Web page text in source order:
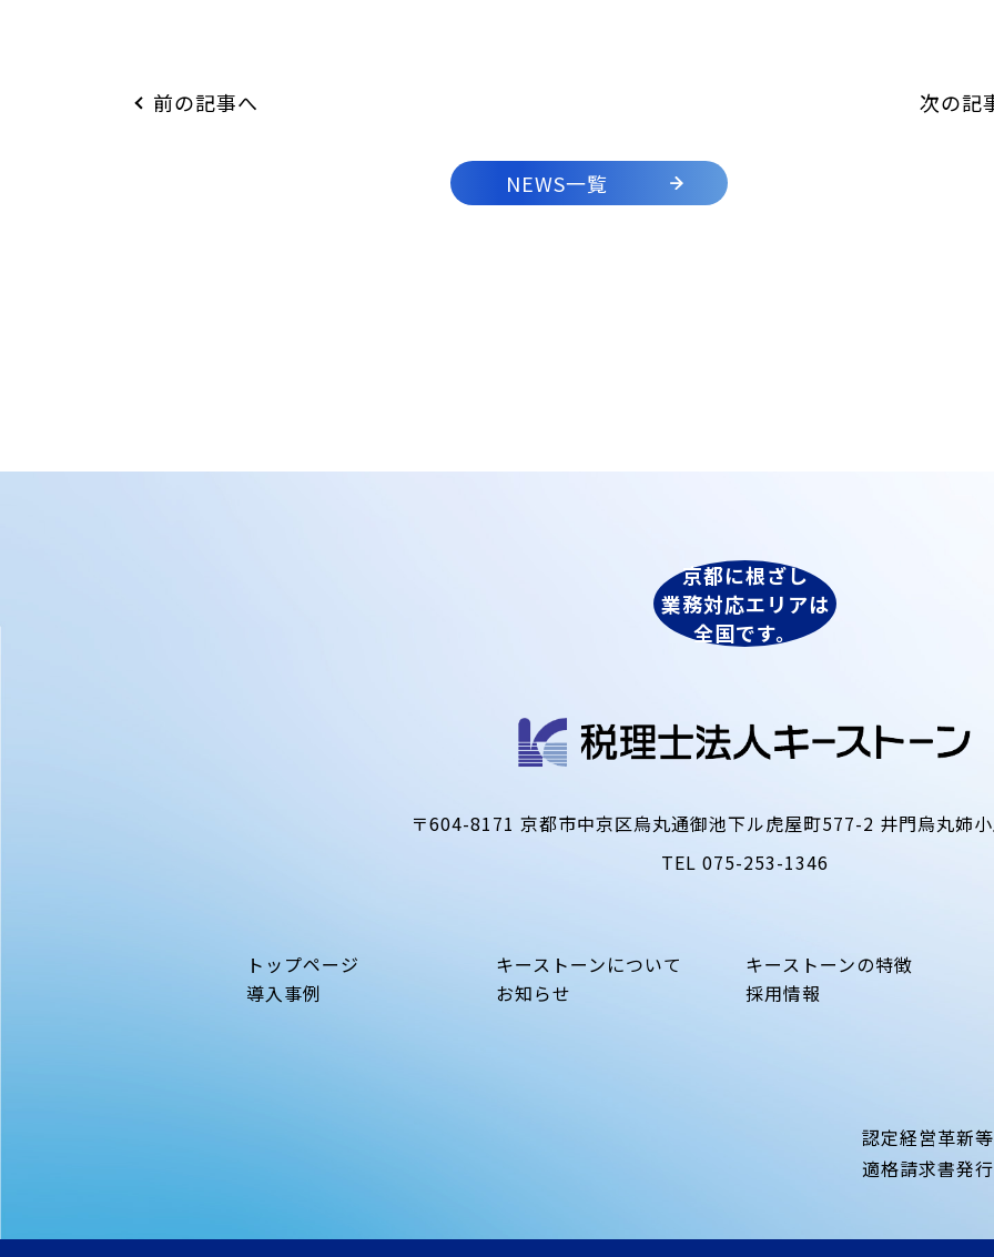
前の記事へ 次の記
NEWS一覧
京都に根ざし
業務対応エリアは
全国です。
〒604-8171京都市中京区烏丸通御池下ル虎屋町577-2 井門烏丸姉
TEL075-253-1346
トップページ キーストーンについて
キーストーンの特徴
導入事例
お知らせ 採用情報
認定経営革新
適格請求書発